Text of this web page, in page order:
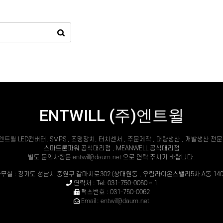
ENTWILL (주)엔트윌
트윌
LED컨버터, SMPS , 조명장치, 터치센서 , 주문제작 , 대량생산 , 개발생산 전
스마트론파워 공식대리점 , MEANWELL 공식대리점
별도 문의사항은 entwill@daum.net 으로 연락 주시기 바랍니다.
실 : 경기도 성남시 중원구 갈마치로302 (상대원동 , 우림라이온스밸리5차 A동
연락처 : Tel: 031-750-0060 ~ 1
팩스번호 : 031-750-0062
Email : entwill@daum.net